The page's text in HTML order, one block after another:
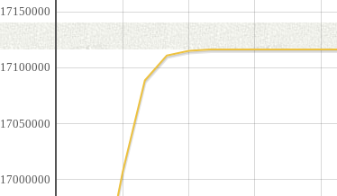
17000000
17050000
17100000
17150000